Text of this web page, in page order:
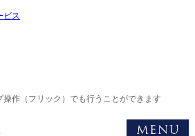
ビス
作（フリック）でも行うことができます